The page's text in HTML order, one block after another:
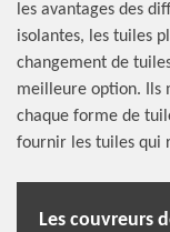
les avantages des
isolantes, les tuiles
changement de
meilleure option. Ils
chaque forme de
fournir les tuiles qui
Les couvreurs